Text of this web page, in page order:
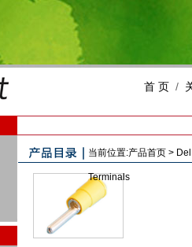
首 页 /
当前位置:产品首页 >
Terminals